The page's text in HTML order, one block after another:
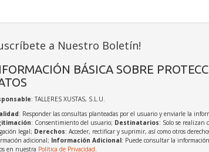
a Nuestro Boletín!
BÁSICA SOBRE
: TALLERES XUSTAS, S.L.U.
: Responder las consultas planteadas por el usuario y enviarle la
: Consentimiento del usuario; Destinatarios: Solo se realizan
legal; Derechos: Acceder, rectificar y suprimir, así como otros
adicional; Información Adicional: Puede consultar la
en nuestra Política de Privacidad.